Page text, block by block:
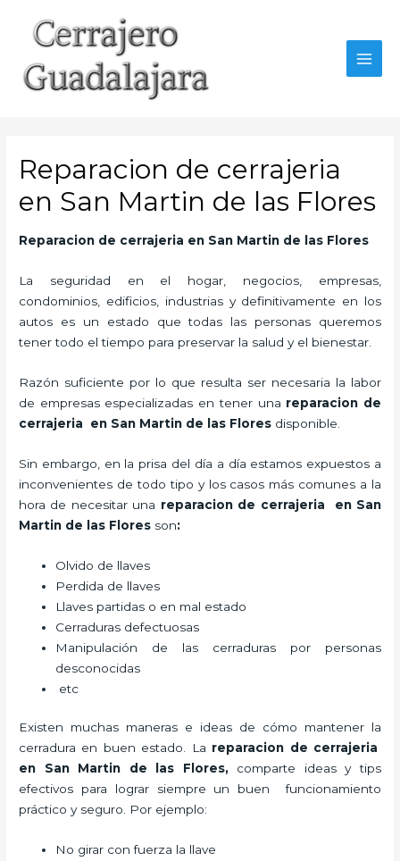
contenido
Reparacion de cerrajeria
en San Martin de las Flores
Reparacion de cerrajeria en San Martin de las Flores
La seguridad en el hogar, negocios, empresas,
condominios, edificios, industrias y definitivamente en los
autos es un estado que todas las personas queremos
tener todo el tiempo para preservar la salud y el bienestar.
Razón suficiente por lo que resulta ser necesaria la labor
de empresas especializadas en tener una reparacion de
cerrajeria en San Martin de las Flores disponible.
Sin embargo, en la prisa del día a día estamos expuestos a
inconvenientes de todo tipo y los casos más comunes a la
hora de necesitar una reparacion de cerrajeria en San
Martin de las Flores son:
Olvido de llaves
Perdida de llaves
Llaves partidas o en mal estado
Cerraduras defectuosas
Manipulación de las cerraduras por personas
desconocidas
etc
Existen muchas maneras e ideas de cómo mantener la
cerradura en buen estado. La reparacion de cerrajeria
en San Martin de las Flores, comparte ideas y tips
efectivos para lograr siempre un buen funcionamiento
práctico y seguro. Por ejemplo:
No girar con fuerza la llave